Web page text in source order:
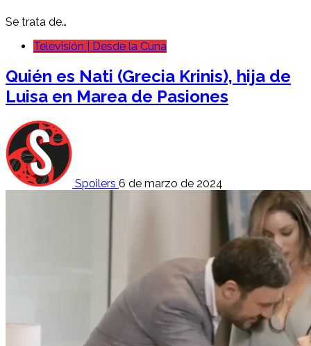
Se trata de…
Televisión | Desde la Cuna
Quién es Nati (Grecia Krinis), hija de
Luisa en Marea de Pasiones
Spoilers 6 de marzo de 2024